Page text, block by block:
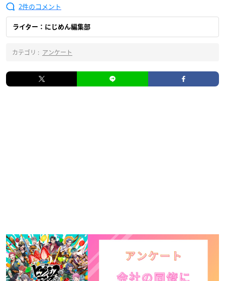
2
ライター：にじめん編集部
カテゴリ : アンケート